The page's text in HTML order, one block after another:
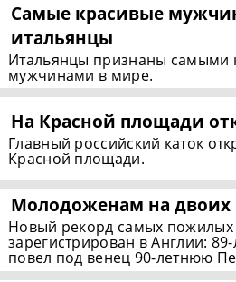
Самые красивые
итальянцы
Итальянцы признаны самыми
мужчинами в мире.
На Красной площади
Главный российский каток
Красной площади.
Молодоженам на двоих
Новый рекорд самых
зарегистрирован в Англии:
повел под венец 90-летнюю